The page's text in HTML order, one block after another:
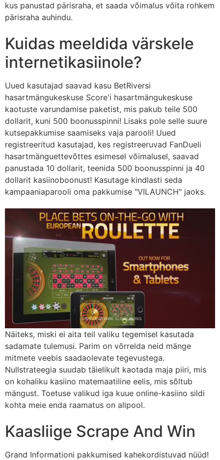
kus panustad pärisraha, et saada võimalus võita rohkem
pärisraha auhindu.
Kuidas meeldida värskele
internetikasiinole?
Uued kasutajad saavad kasu BetRiversi
hasartmängukeskuse Score'i hasartmängukeskuse
kaotuste varundamise paketist, mis pakub teile 500
dollarit, kuni 500 boonusspinni! Lisaks pole selle suure
kutsepakkumise saamiseks vaja parooli! Uued
registreeritud kasutajad, kes registreeruvad FanDueli
hasartmänguettevõttes esimesel võimalusel, saavad
panustada 10 dollarit, teenida 500 boonusspinni ja 40
dollarit kasiinoboonust! Kasutage kindlasti seda
kampaaniaparooli oma pakkumise "VILAUNCH" jaoks.
Näiteks, miski ei aita teil valiku tegemisel kasutada
sadamate tulemusi. Parim on võrrelda neid mänge
mitmete veebis saadaolevate tegevustega.
Nullstrateegia suudab täielikult kaotada maja piiri, mis
on kohaliku kasiino matemaatiline eelis, mis sõltub
mängust. Toetuse valikud iga kuue online-kasiino sildi
kohta meie enda raamatus on allpool.
Kaasliige Scrape And Win
Grand Informationi pakkumised kahekordistuvad nüüd!